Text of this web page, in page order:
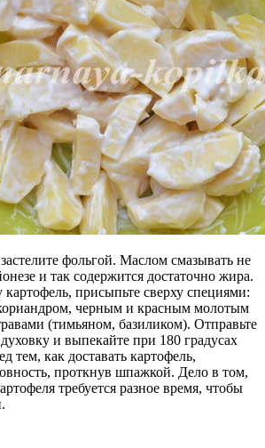
фольгой. Маслом смазывать не
и так содержится достаточно жира.
присыпьте сверху специями:
черным и красным молотым
(тимьяном, базиликом). Отправьте
и выпекайте при 180 градусах
тем, как доставать картофель,
проткнув шпажкой. Дело в том,
требуется разное время, чтобы